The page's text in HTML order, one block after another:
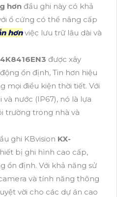
hơn đầu ghi này có khả
ổ cứng có thể nâng cấp
hơnviệc lưu trữ lâu dài và
được xây
ổn định, Tin hơn hiệu
mọi điều kiện thời tiết. Với
nước (IP67), nó là lựa
trường trong nhà và
ghi KBvision KX-
bị ghi hình cao cấp,
ổn định. Với khả năng sử
và tính năng thông
vời cho các dự án cao